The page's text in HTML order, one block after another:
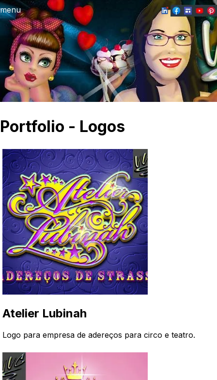
menu
Portfolio - Logos
Atelier Lubinah
Logo para empresa de adereços para circo e teatro.